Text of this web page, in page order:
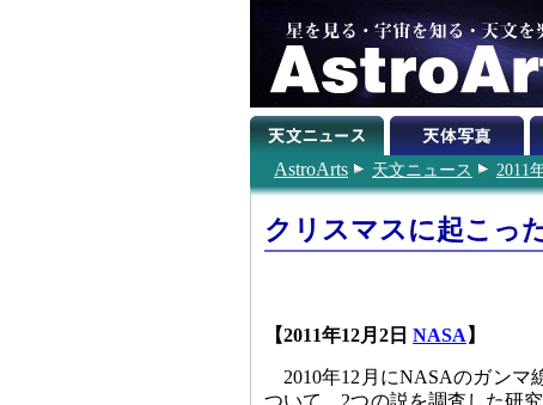
AstroArts 天文ニュース 2011
クリスマスに起こっ
【2011年12月2日 NASA 】
2010年12月にNASAのガン
ついて、2つの説を調査した研